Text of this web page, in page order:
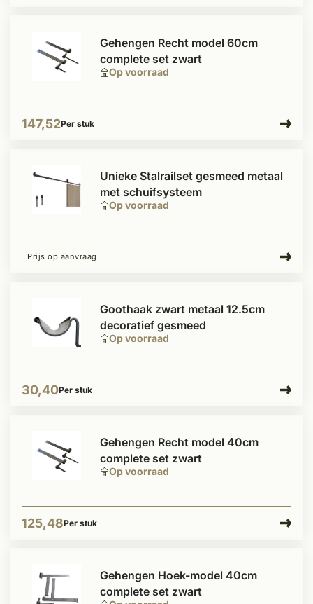
Op voorraad
Gehengen Recht model 60cm
complete set zwart
147,52Per stuk
Op voorraad
Unieke Stalrailset gesmeed metaal
met schuifsysteem
Prijs op aanvraag
Op voorraad
Goothaak zwart metaal 12.5cm
decoratief gesmeed
30,40Per stuk
Op voorraad
Gehengen Recht model 40cm
complete set zwart
125,48Per stuk
Gehengen Hoek-model 40cm
complete set zwart